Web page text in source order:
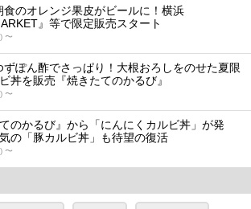
食のオレンジ果皮がビールに！横浜
』等で限定販売スタート
〜
ずぽん酢でさっぱり！大根おろしをのせた夏限
丼を販売『焼きたてのかるび』
〜
てのかるび』から「にんにくカルビ丼」が発
の「豚カルビ丼」も待望の復活
〜